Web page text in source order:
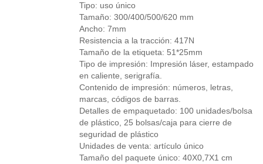
Tipo: uso único
Tamaño: 300/400/500/620 mm
Ancho: 7mm
Resistencia a la tracción: 417N
Tamaño de la etiqueta: 51*25mm
Tipo de impresión: Impresión láser, estampado
en caliente, serigrafía.
Contenido de impresión: números, letras,
marcas, códigos de barras.
Detalles de empaquetado: 100 unidades/bolsa
de plástico, 25 bolsas/caja para cierre de
seguridad de plástico
Unidades de venta: artículo único
Tamaño del paquete único: 40X0,7X1 cm